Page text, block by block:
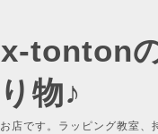
tonton
物♪
店です。ラッピング教室